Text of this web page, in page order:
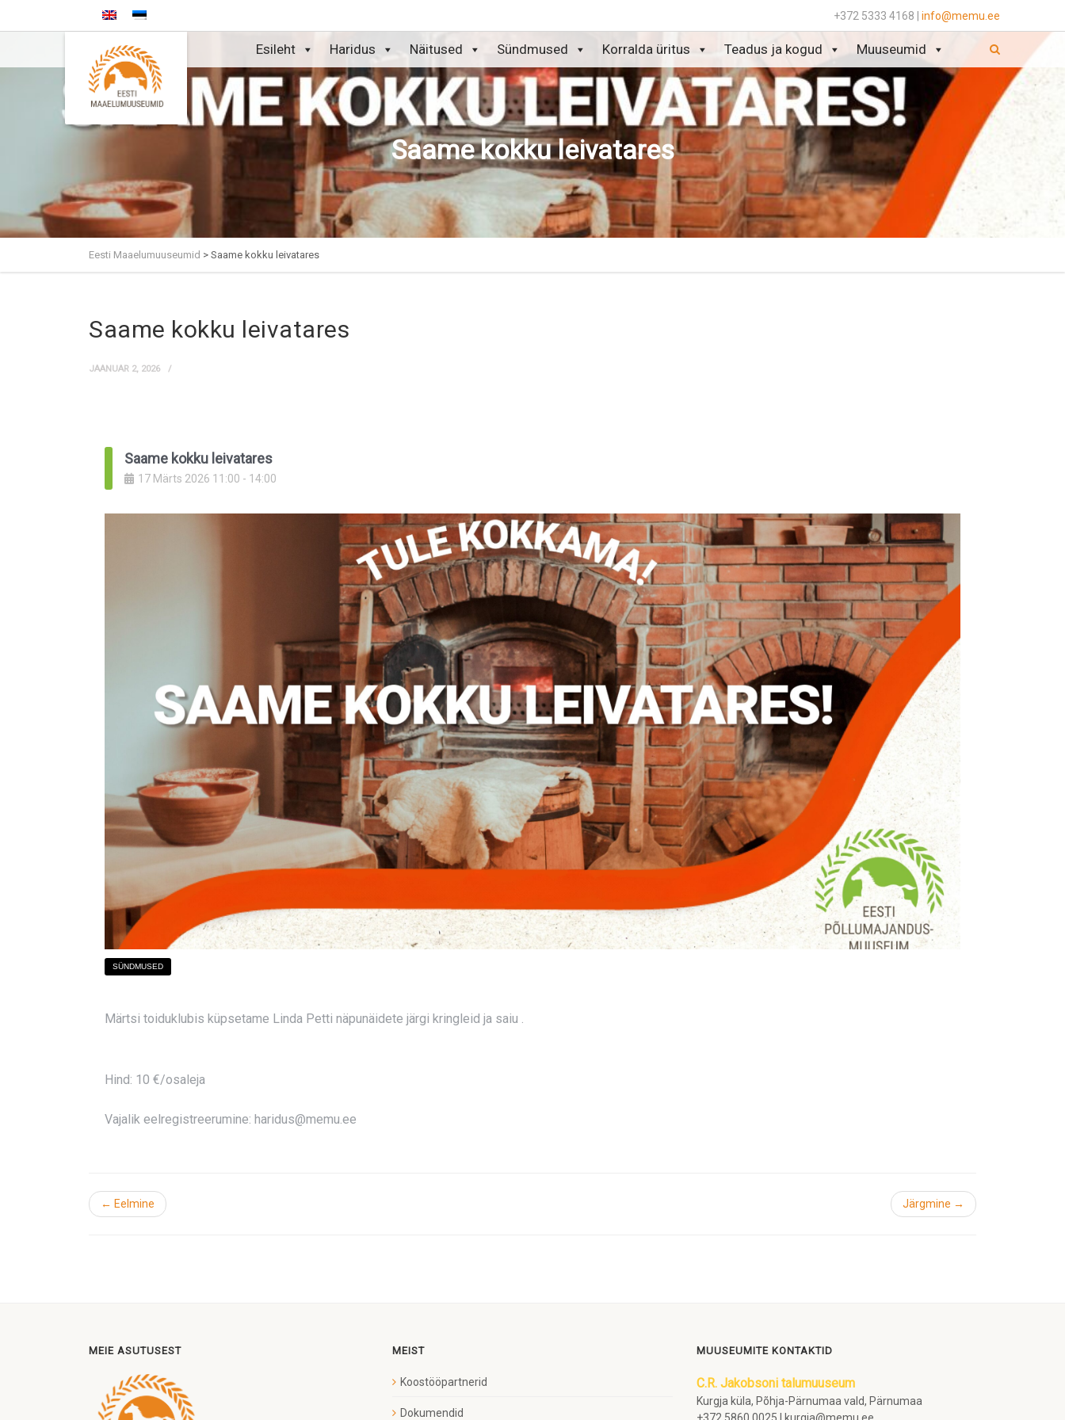
+372 5333 4168 | info@memu.ee
Esileht Haridus Näitused Sündmused Korralda üritus Teadus ja kogud Muuseumid
Saame kokku leivatares
Eesti Maaelumuuseumid > Saame kokku leivatares
Saame kokku leivatares
JAANUAR 2, 2026
Saame kokku leivatares
17 Märts 2026 11:00 - 14:00
SÜNDMUSED
Märtsi toiduklubis küpsetame Linda Petti näpunäidete järgi kringleid ja saiu .
Hind: 10 €/osaleja
Vajalik eelregistreerumine: haridus@memu.ee
← Eelmine Järgmine →
MEIE ASUTUSEST MEIST
Koostööpartnerid
Dokumendid
MUUSEUMITE KONTAKTID
C.R. Jakobsoni talumuuseum
Kurgja küla, Põhja-Pärnumaa vald, Pärnumaa